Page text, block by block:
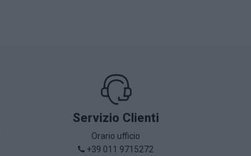
Servizio Clienti
Orario ufficio
+39 011 9715272